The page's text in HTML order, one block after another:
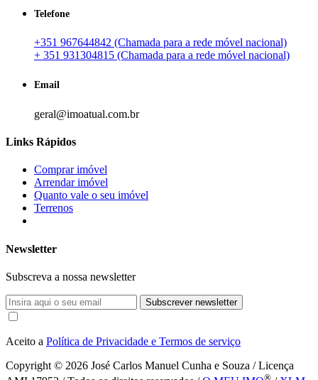
Telefone
+351 967644842 (Chamada para a rede móvel nacional)
+ 351 931304815 (Chamada para a rede móvel nacional)
Email
geral@imoatual.com.br
Links Rápidos
Comprar imóvel
Arrendar imóvel
Quanto vale o seu imóvel
Terrenos
Newsletter
Subscreva a nossa newsletter
Subscrever newsletter
Aceito a Política de Privacidade e Termos de serviço
Copyright © 2026 José Carlos Manuel Cunha e Souza / Licença
®